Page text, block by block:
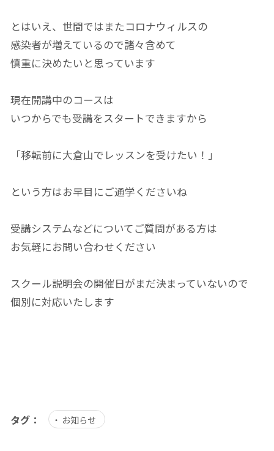
とはいえ、世間ではまたコロナウィルスの
感染者が増えているので諸々含めて
慎重に決めたいと思っています
現在開講中のコースは
いつからでも受講をスタートできますから
「移転前に大倉山でレッスンを受けたい！」
という方はお早目にご通学くださいね
受講システムなどについてご質問がある方は
お気軽にお問い合わせください
スクール説明会の開催日がまだ決まっていないので
個別に対応いたします
タグ： お知らせ